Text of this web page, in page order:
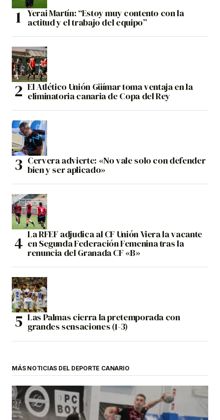
Yerai Martín: “Estoy muy contento con la
actitud y el trabajo del equipo”
El Atlético Unión Güímar toma ventaja en la
eliminatoria canaria de Copa del Rey
Cervera advierte: «No vale solo con defender
bien y ser aplicado»
La RFEF adjudica al CF Unión Viera la vacante
en Segunda Federación Femenina tras la
renuncia del Granada CF «B»
Las Palmas cierra la pretemporada con
grandes sensaciones (1-3)
MÁS NOTICIAS DEL DEPORTE CANARIO